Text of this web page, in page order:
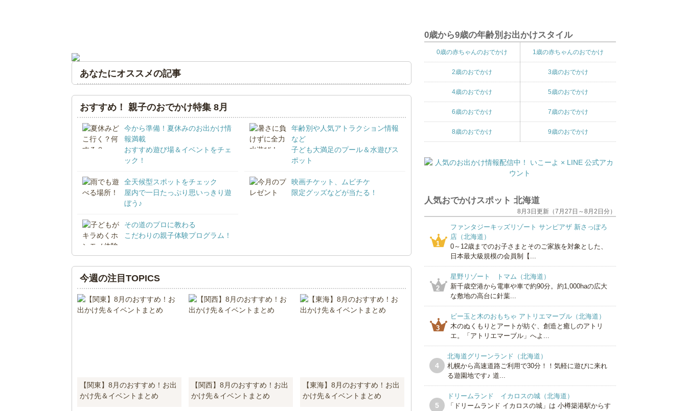
あなたにオススメの記事
おすすめ！ 親子のおでかけ特集 8月
今から準備！夏休みのお出かけ情
報満載
おすすめ遊び場＆イベントをチェ
ック！
年齢別や人気アトラクション情報
など
子ども大満足のプール＆水遊びス
ポット
全天候型スポットをチェック
屋内で一日たっぷり思いっきり遊
ぼう♪
映画チケット、ムビチケ
限定グッズなどが当たる！
その道のプロに教わる
こだわりの親子体験プログラム！
今週の注目TOPICS
【関東】8月のおすすめ！お出
かけ先＆イベントまとめ
【関西】8月のおすすめ！お出
かけ先＆イベントまとめ
【東海】8月のおすすめ！お出
かけ先＆イベントまとめ
0歳から9歳の年齢別お出かけスタイル
0歳の赤ちゃんのおでかけ 1歳の赤ちゃんのおでかけ
2歳のおでかけ 3歳のおでかけ
4歳のおでかけ 5歳のおでかけ
6歳のおでかけ 7歳のおでかけ
8歳のおでかけ 9歳のおでかけ
人気おでかけスポット 北海道
8月3日更新（7月27日～8月2日分）
1
ファンタジーキッズリゾート サンピアザ 新さっぽろ
店（北海道）
0～12歳までのお子さまとそのご家族を対象とした、
日本最大級規模の会員制【...
2
星野リゾート トマム（北海道）
新千歳空港から電車や車で約90分。約1,000haの広大
な敷地の高台に針葉...
3
ビー玉と木のおもちゃ アトリエマーブル（北海道）
木のぬくもりとアートが紡ぐ、創造と癒しのアトリ
エ。「アトリエマーブル」へよ...
4
北海道グリーンランド（北海道）
札幌から高速道路ご利用で30分！！気軽に遊びに来れ
る遊園地です♪ 道...
5
ドリームランド イカロスの城（北海道）
「ドリームランド イカロスの城」は 小樽築港駅からす